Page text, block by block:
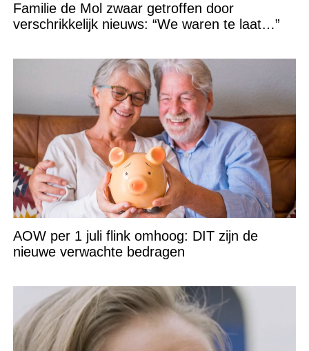
Familie de Mol zwaar getroffen door
verschrikkelijk nieuws: “We waren te laat…”
AOW per 1 juli flink omhoog: DIT zijn de
nieuwe verwachte bedragen